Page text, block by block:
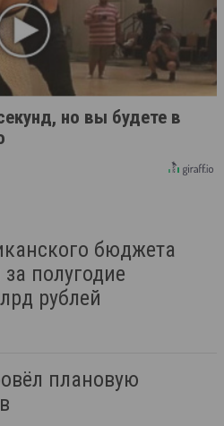
но вы будете в
бюджета
полугодие
рублей
плановую